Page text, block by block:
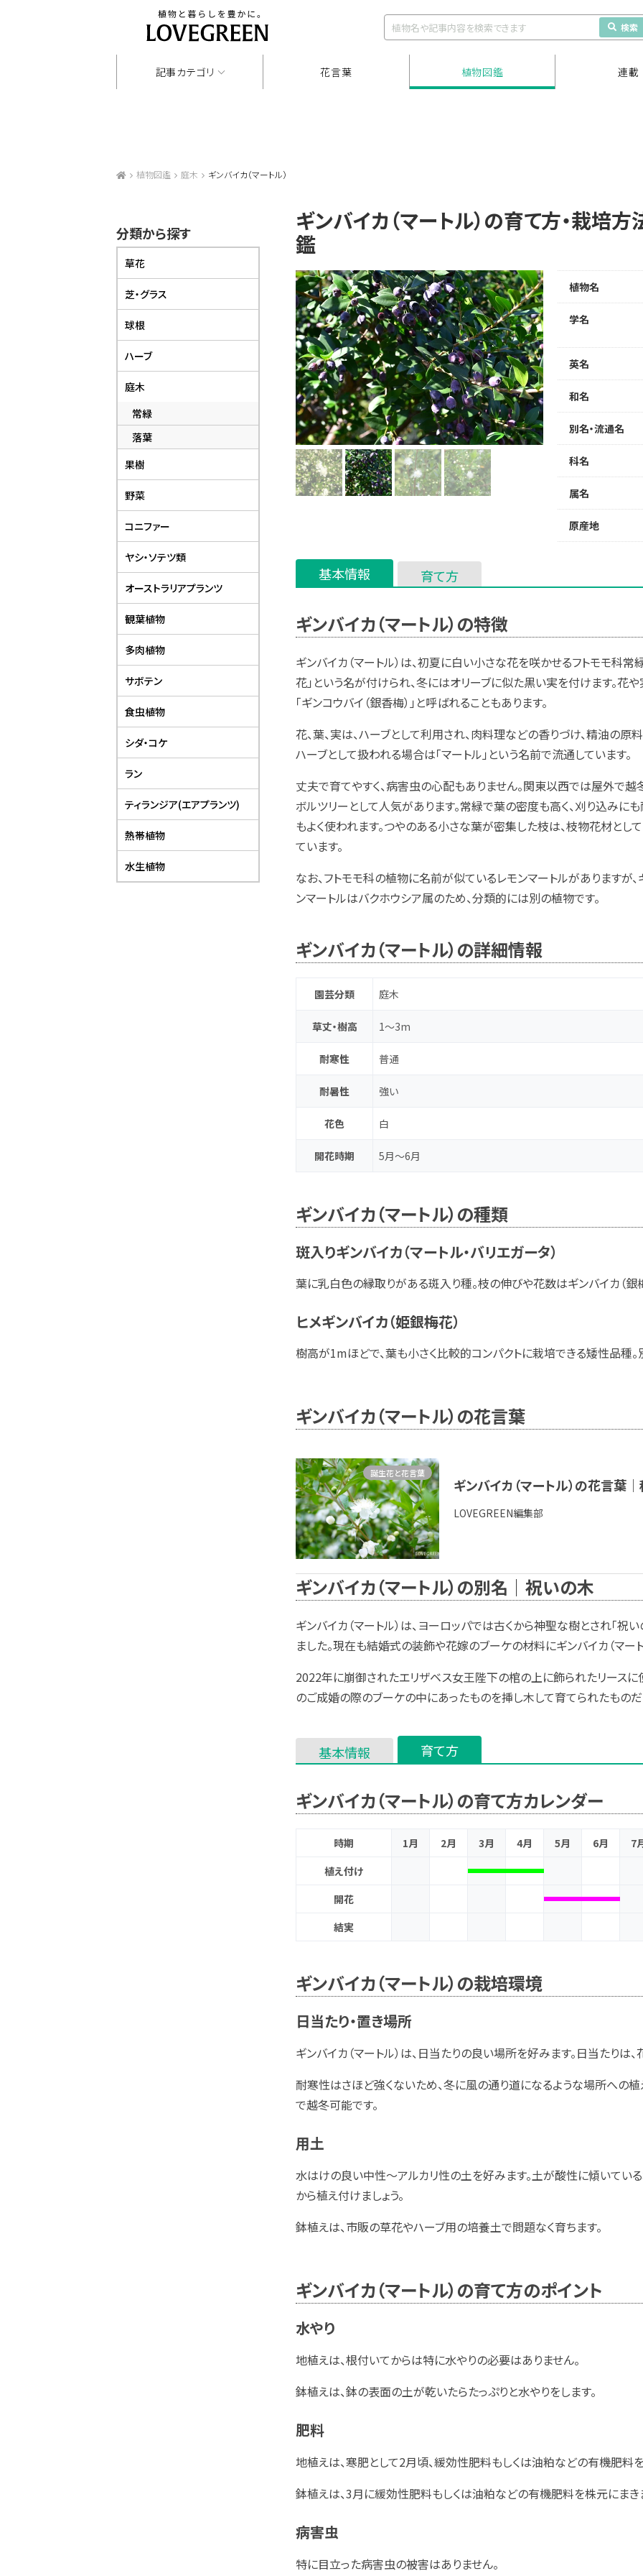
検索
記事カテゴリ 花言葉 植物図鑑 連載
植物図鑑 庭木 ギンバイカ（マートル）
ギンバイカ（マートル）の育て方・栽培
鑑
植物名
学名
英名
和名
別名・流通名
科名
属名
原産地
基本情報 育て方
ギンバイカ（マートル）の特徴
ギンバイカ（マートル）は、初夏に白い小さな花を咲かせるフトモモ科
花」という名が付けられ、冬にはオリーブに似た黒い実を付けます。花
「ギンコウバイ（銀香梅）」と呼ばれることもあります。
花、葉、実は、ハーブとして利用され、肉料理などの香りづけ、精油の原
ハーブとして扱われる場合は「マートル」という名前で流通しています。
丈夫で育てやすく、病害虫の心配もありません。関東以西では屋外で
ボルツリーとして人気があります。常緑で葉の密度も高く、刈り込みに
もよく使われます。つやのある小さな葉が密集した枝は、枝物花材として
ています。
なお、フトモモ科の植物に名前が似ているレモンマートルがありますが、
ンマートルはバクホウシア属のため、分類的には別の植物です。
ギンバイカ（マートル）の詳細情報
園芸分類 庭木
草丈・樹高 1～3m
耐寒性 普通
耐暑性 強い
花色 白
開花時期 5月～6月
ギンバイカ（マートル）の種類
斑入りギンバイカ（マートル・バリエガータ）
葉に乳白色の縁取りがある斑入り種。枝の伸びや花数はギンバイカ（銀
ヒメギンバイカ（姫銀梅花）
樹高が1mほどで、葉も小さく比較的コンパクトに栽培できる矮性品種。
ギンバイカ（マートル）の花言葉
ギンバイカ（マートル）の花言葉
LOVEGREEN編集部
誕生花と花言葉
ギンバイカ（マートル）の別名｜祝いの木
ギンバイカ（マートル）は、ヨーロッパでは古くから神聖な樹とされ「
ました。現在も結婚式の装飾や花嫁のブーケの材料にギンバイカ（マー
2022年に崩御されたエリザベス女王陛下の棺の上に飾られたリースに
のご成婚の際のブーケの中にあったものを挿し木して育てられたものだ
基本情報 育て方
ギンバイカ（マートル）の育て方カレンダー
時期 1月 2月 3月 4月 5月 6月 7
植え付け
開花
結実
ギンバイカ（マートル）の栽培環境
日当たり・置き場所
ギンバイカ（マートル）は、日当たりの良い場所を好みます。日当たりは、
耐寒性はさほど強くないため、冬に風の通り道になるような場所への
で越冬可能です。
用土
水はけの良い中性～アルカリ性の土を好みます。土が酸性に傾いてい
から植え付けましょう。
鉢植えは、市販の草花やハーブ用の培養土で問題なく育ちます。
ギンバイカ（マートル）の育て方のポイント
水やり
地植えは、根付いてからは特に水やりの必要はありません。
鉢植えは、鉢の表面の土が乾いたらたっぷりと水やりをします。
肥料
地植えは、寒肥として2月頃、緩効性肥料もしくは油粕などの有機肥料
鉢植えは、3月に緩効性肥料もしくは油粕などの有機肥料を株元にまき
病害虫
特に目立った病害虫の被害はありません。
分類から探す
草花
芝・グラス
球根
ハーブ
庭木
常緑
落葉
果樹
野菜
コニファー
ヤシ・ソテツ類
オーストラリアプランツ
観葉植物
多肉植物
サボテン
食虫植物
シダ・コケ
ラン
ティランジア(エアプランツ)
熱帯植物
水生植物